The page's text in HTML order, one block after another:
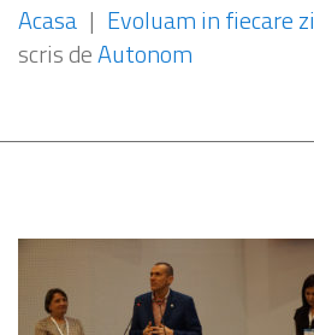
Acasa | Evoluam in fiecare zi
scris deAutonom